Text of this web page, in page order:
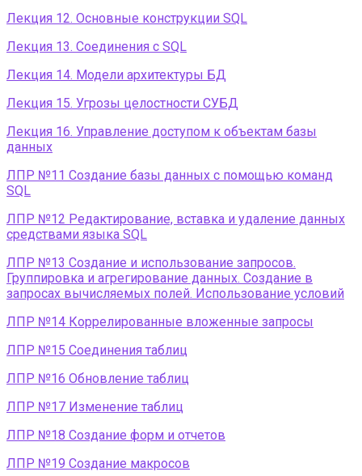
Лекция 12. Основные конструкции SQL
Лекция 13. Соединения с SQL
Лекция 14. Модели архитектуры БД
Лекция 15. Угрозы целостности СУБД
Лекция 16. Управление доступом к объектам базы
данных
ЛПР №11 Создание базы данных с помощью команд
SQL
ЛПР №12 Редактирование, вставка и удаление данных
средствами языка SQL
ЛПР №13 Создание и использование запросов.
Группировка и агрегирование данных. Создание в
запросах вычисляемых полей. Использование условий
ЛПР №14 Коррелированные вложенные запросы
ЛПР №15 Соединения таблиц
ЛПР №16 Обновление таблиц
ЛПР №17 Изменение таблиц
ЛПР №18 Создание форм и отчетов
ЛПР №19 Создание макросов